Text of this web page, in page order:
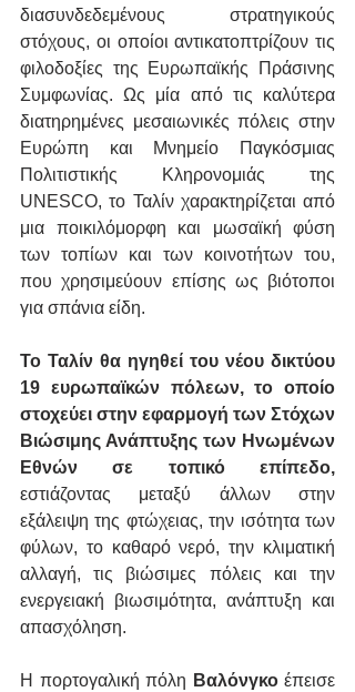
διασυνδεδεμένους στρατηγικούς
στόχους, οι οποίοι αντικατοπτρίζουν τις
φιλοδοξίες της Ευρωπαϊκής Πράσινης
Συμφωνίας. Ως μία από τις καλύτερα
διατηρημένες μεσαιωνικές πόλεις στην
Ευρώπη και Μνημείο Παγκόσμιας
Πολιτιστικής Κληρονομιάς της
UNESCO, το Ταλίν χαρακτηρίζεται από
μια ποικιλόμορφη και μωσαϊκή φύση
των τοπίων και των κοινοτήτων του,
που χρησιμεύουν επίσης ως βιότοποι
για σπάνια είδη.
Το Ταλίν θα ηγηθεί του νέου δικτύου
19 ευρωπαϊκών πόλεων, το οποίο
στοχεύει στην εφαρμογή των Στόχων
Βιώσιμης Ανάπτυξης των Ηνωμένων
εστιάζοντας μεταξύ άλλων στην
εξάλειψη της φτώχειας, την ισότητα των
φύλων, το καθαρό νερό, την κλιματική
αλλαγή, τις βιώσιμες πόλεις και την
ενεργειακή βιωσιμότητα, ανάπτυξη και
απασχόληση.
Η πορτογαλική πόλη Βαλόνγκο έπεισε